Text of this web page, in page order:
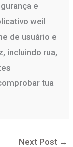
e
weil
de usuário e
incluindo rua,
tua
Next Post →